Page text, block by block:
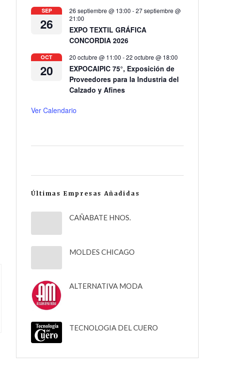
SEP
26
26 septiembre @ 13:00 -27 septiembre @
21:00
EXPO TEXTIL GRÁFICA
CONCORDIA 2026
OCT
20
20 octubre @ 11:00 -22 octubre @ 18:00
EXPOCAIPIC 75°, Exposición de
Proveedores para la Industria del
Calzado y Afines
Ver Calendario
Últimas Empresas Añadidas
CAÑABATE HNOS.
MOLDES CHICAGO
ALTERNATIVA MODA
TECNOLOGIA DEL CUERO